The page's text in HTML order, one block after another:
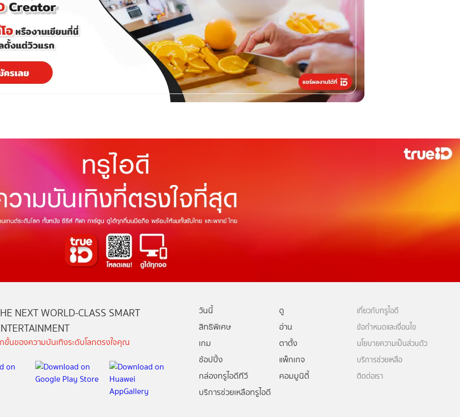
NEXT WORLD-CLASS SMART
ขั้นของความบันเทิงระดับโลกตรงใจคุณ
วันนี้
ดู
สิทธิพิเศษ
อ่าน
เกม
ตาตั้ง
ช้อปปิ้ง
แพ็กเกจ
กล่องทรูไอดีทีวี
คอมมูนิตี้
บริการช่วยเหลือทรูไอดี
เกี่ยวกับทรูไอดี
ข้อกำหนดและเงื่อนไข
นโยบายความเป็นส่วนตัว
บริการช่วยเหลือ
ติดต่อเรา